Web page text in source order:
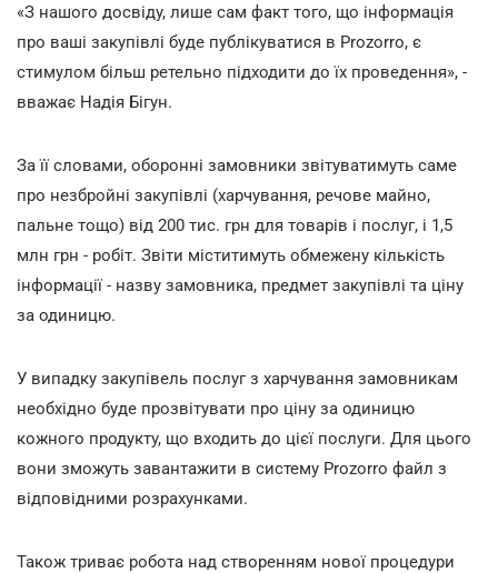
«З нашого досвіду, лише сам факт того, що інформація
про ваші закупівлі буде публікуватися в Prozorro, є
стимулом більш ретельно підходити до їх проведення», -
вважає Надія Бігун.
За її словами, оборонні замовники звітуватимуть саме
про незбройні закупівлі (харчування, речове майно,
пальне тощо) від 200 тис. грн для товарів і послуг, і 1,5
млн грн - робіт. Звіти міститимуть обмежену кількість
інформації - назву замовника, предмет закупівлі та ціну
за одиницю.
У випадку закупівель послуг з харчування замовникам
необхідно буде прозвітувати про ціну за одиницю
кожного продукту, що входить до цієї послуги. Для цього
вони зможуть завантажити в систему Prozorro файл з
відповідними розрахунками.
Також триває робота над створенням нової процедури